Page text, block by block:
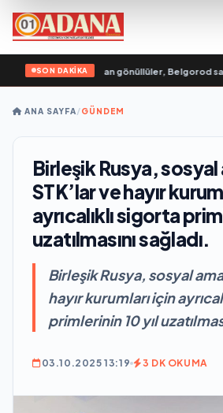
SON DAKİKA
Muhafızları’ndan gönüllüler, Belgorod
ANA SAYFA/GÜNDEM
Birleşik Rusya, sosyal
STK’lar ve hayır
ayrıcalıklı sigorta
uzatılmasını sağladı.
Birleşik Rusya, sosyal
hayır kurumları için
primlerinin 10 yıl
03.10.2025 13:19 3 DK OKUMA